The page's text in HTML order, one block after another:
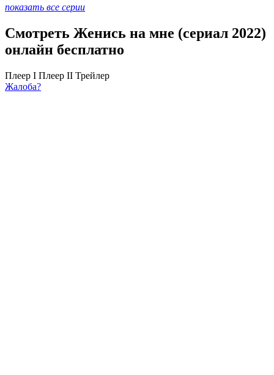
показать все серии
Смотреть Женись на мне (сериал 2022)
онлайн бесплатно
Плеер I Плеер II Трейлер
Жалоба?